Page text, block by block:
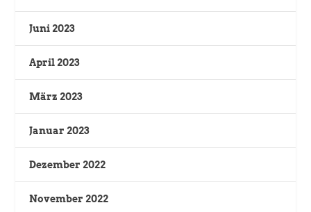
Juni 2023
April 2023
März 2023
Januar 2023
Dezember 2022
November 2022